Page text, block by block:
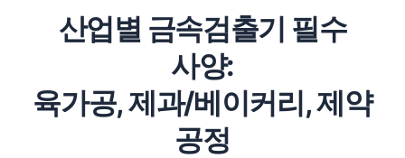
산업별 금속검출기 필수
사양:
육가공, 제과/베이커리, 제약
공정